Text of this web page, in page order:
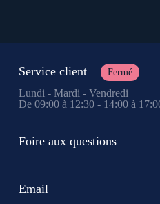
Service client Fermé
Lundi - Mardi - Vendredi
De 09:00 à 12:30 - 14:00 à
Foire aux questions
Email